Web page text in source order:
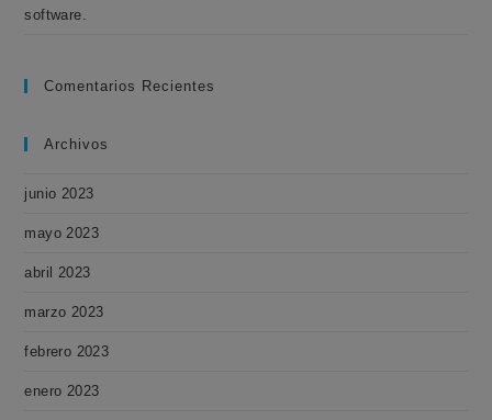
software.
Comentarios Recientes
Archivos
junio 2023
mayo 2023
abril 2023
marzo 2023
febrero 2023
enero 2023